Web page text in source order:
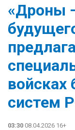
«Дроны
войсках
систем
03:30 08.04.2026 16+